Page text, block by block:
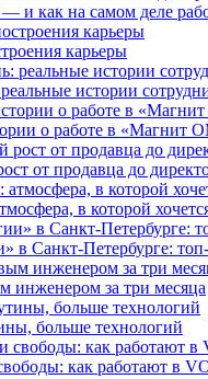
и как на самом деле
карьеры
истории
о работе в «Магнит
от продавца до
в которой
в Санкт-Петербурге:
инженером за три месяца
больше технологий
как работают в